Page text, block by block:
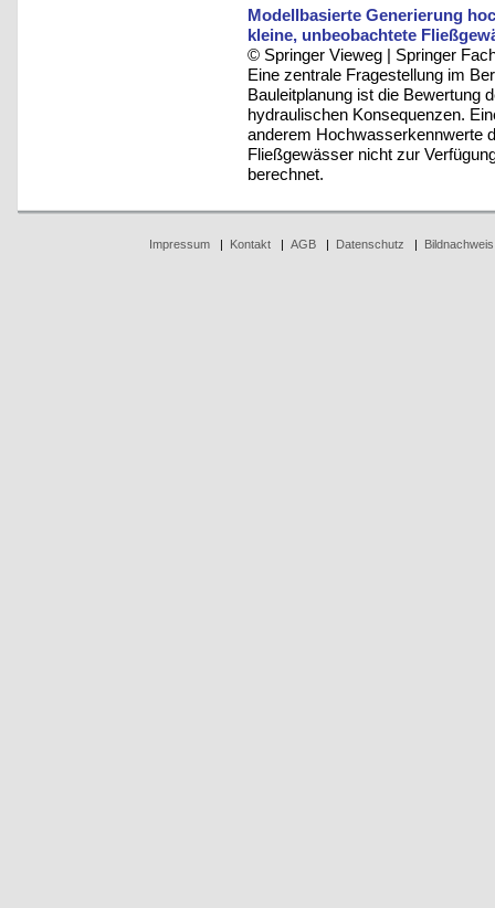
Modellbasierte Generierung
kleine, unbeobachtete
© Springer Vieweg | Springer
Eine zentrale Fragestellung im
Bauleitplanung ist die Bewertung
hydraulischen Konsequenzen.
anderem Hochwasserkennwerte
Fließgewässer nicht zur
berechnet.
Impressum| Kontakt| AGB| Datenschutz Bildnachweis